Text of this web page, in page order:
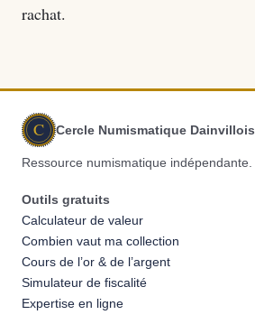
rachat.
C Cercle Numismatique Dainvillois
Ressource numismatique indépendante.
Outils gratuits
Calculateur de valeur
Combien vaut ma collection
Cours de l’or & de l’argent
Simulateur de fiscalité
Expertise en ligne